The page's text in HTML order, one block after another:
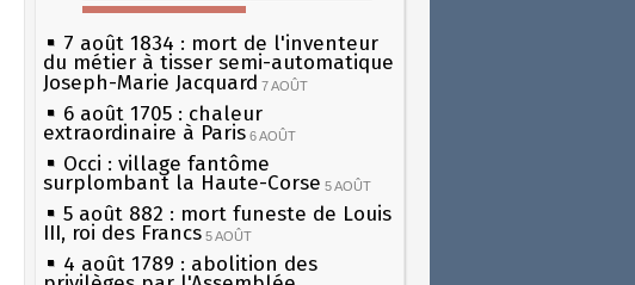
7 août 1834 : mort de l'inventeur
du métier à tisser semi-automatique
Joseph-Marie Jacquard 7 AOÛT
6 août 1705 : chaleur
extraordinaire à Paris 6 AOÛT
Occi : village fantôme
surplombant la Haute-Corse 5 AOÛT
5 août 882 : mort funeste de Louis
III, roi des Francs 5 AOÛT
4 août 1789 : abolition des